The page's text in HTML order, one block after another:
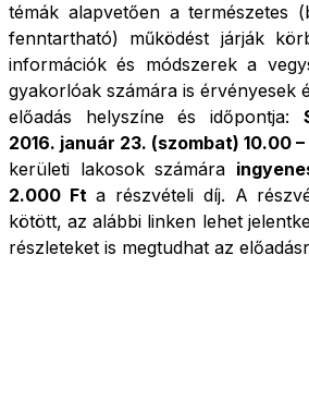
témák alapvetően a természetes
fenntartható) működést járják
információk és módszerek a
gyakorlóak számára is érvényesek
előadás helyszíne és időpontja:
2016. január 23. (szombat) 10.00 –
kerületi lakosok számára
2.000 Fta részvételi díj. A
kötött,az alábbi linken lehet
részleteket is megtudhat az